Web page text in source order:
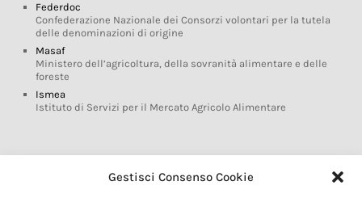
Gestisci Consenso Cookie
Federdoc
Confederazione Nazionale dei Consorzi volontari per la tutela
delle denominazioni di origine
Masaf
Ministero dell’agricoltura, della sovranità alimentare e delle
foreste
Ismea
Istituto di Servizi per il Mercato Agricolo Alimentare
Glossario DOP IGP